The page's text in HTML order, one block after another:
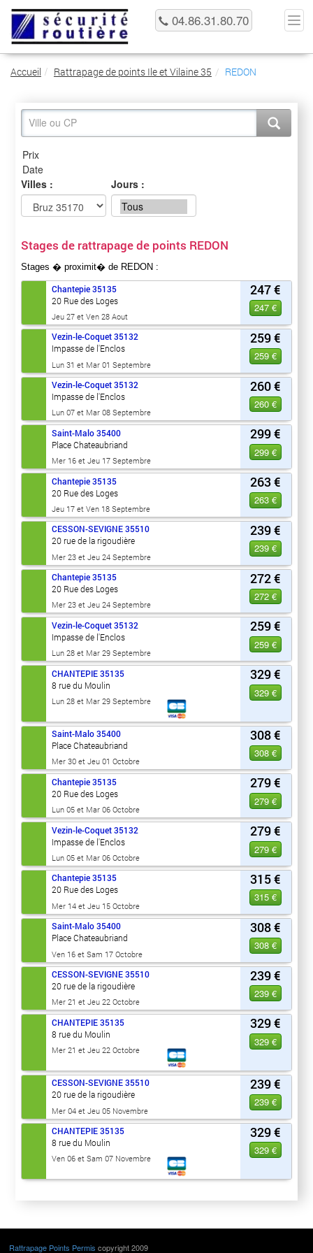
04.86.31.80.70
Accueil Rattrapage de points Ile et Vilaine 35 REDON
Villes : Jours :
Stages de rattrapage de points REDON
Stages � proximit� de REDON :
247 €
247 €
Chantepie 35135
20 Rue des Loges
Jeu 27 et Ven 28 Aout
259 €
259 €
Vezin-le-Coquet 35132
Impasse de l'Enclos
Lun 31 et Mar 01 Septembre
260 €
260 €
Vezin-le-Coquet 35132
Impasse de l'Enclos
Lun 07 et Mar 08 Septembre
299 €
299 €
Saint-Malo 35400
Place Chateaubriand
Mer 16 et Jeu 17 Septembre
263 €
263 €
Chantepie 35135
20 Rue des Loges
Jeu 17 et Ven 18 Septembre
239 €
239 €
CESSON-SEVIGNE 35510
20 rue de la rigoudière
Mer 23 et Jeu 24 Septembre
272 €
272 €
Chantepie 35135
20 Rue des Loges
Mer 23 et Jeu 24 Septembre
259 €
259 €
Vezin-le-Coquet 35132
Impasse de l'Enclos
Lun 28 et Mar 29 Septembre
329 €
329 €
CHANTEPIE 35135
8 rue du Moulin
Lun 28 et Mar 29 Septembre
308 €
308 €
Saint-Malo 35400
Place Chateaubriand
Mer 30 et Jeu 01 Octobre
279 €
279 €
Chantepie 35135
20 Rue des Loges
Lun 05 et Mar 06 Octobre
279 €
279 €
Vezin-le-Coquet 35132
Impasse de l'Enclos
Lun 05 et Mar 06 Octobre
315 €
315 €
Chantepie 35135
20 Rue des Loges
Mer 14 et Jeu 15 Octobre
308 €
308 €
Saint-Malo 35400
Place Chateaubriand
Ven 16 et Sam 17 Octobre
239 €
239 €
CESSON-SEVIGNE 35510
20 rue de la rigoudière
Mer 21 et Jeu 22 Octobre
329 €
329 €
CHANTEPIE 35135
8 rue du Moulin
Mer 21 et Jeu 22 Octobre
239 €
239 €
CESSON-SEVIGNE 35510
20 rue de la rigoudière
Mer 04 et Jeu 05 Novembre
329 €
329 €
CHANTEPIE 35135
8 rue du Moulin
Ven 06 et Sam 07 Novembre
Rattrapage Points Permis copyright 2009